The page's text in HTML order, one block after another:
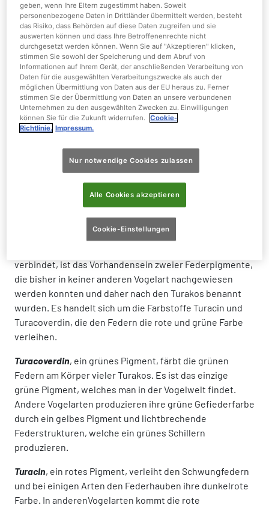
Gewicht:200 - 320 g
Größe:42 - 45 cm
Turakos sind meist auffällig bunt gefärbt
Afrika vorkommende Vögel. Sie bewegen sich meist
laufend oder hüpfend in den Baumkronen – ihre Flügel
benutzen sie zum Steuern und nur für kurze
Gleitflüge. So bekommt man sie im dichten Wald kaum zu
verbindet, ist das Vorhandensein zweier Federpigmente,
die bisher in keiner anderen Vogelart nachgewiesen
werden konnten und daher nach den Turakos benannt
wurden. Es handelt sich um die Farbstoffe Turacin und
Turacoverdin, die den Federn die rote und grüne Farbe
verleihen.
Turacoverdin, ein grünes Pigment, färbt die grünen
Federn am Körper vieler Turakos. Es ist das einzige
grüne Pigment, welches man in der Vogelwelt findet.
Andere Vogelarten produzieren ihre grüne Gefiederfarbe
durch ein gelbes Pigment und lichtbrechende
Federstrukturen, welche ein grünes Schillern
produzieren.
Turacin, ein rotes Pigment, verleiht den Schwungfedern
und bei einigen Arten den Federhauben ihre dunkelrote
Farbe. In anderenVogelarten kommt die rote
geben, wenn Ihre Eltern zugestimmt haben. Soweit
personenbezogene Daten in Drittländer übermittelt werden, besteht
das Risiko, dass Behörden auf diese Daten zugreifen und sie
auswerten können und dass Ihre Betroffenenrechte nicht
durchgesetzt werden können. Wenn Sie auf "Akzeptieren" klicken,
stimmen Sie sowohl der Speicherung und dem Abruf von
Informationen auf Ihrem Gerät, der anschließenden Verarbeitung von
Daten für die ausgewählten Verarbeitungszwecke als auch der
möglichen Übermittlung von Daten aus der EU heraus zu. Ferner
stimmen Sie der Übermittlung von Daten an unsere verbundenen
Unternehmen zu den ausgewählten Zwecken zu. Einwilligungen
können Sie für die Zukunft widerrufen.
Cookie-
Richtlinie. Impressum.
Nur notwendige Cookies zulassen
Alle Cookies akzeptieren
Cookie-Einstellungen